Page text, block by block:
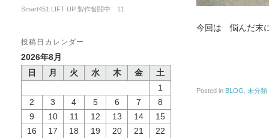
Smart451 LIFT UP 製作奮闘中 11
投稿日カレンダー
2026年8月
日
月 火 水 木 金
土
1
2
3 4 5 6 7
8
9
10 11 12 13 14
15
16
17 18 19 20 21
22
今回は 悩んだ末
Posted in BLOG 未分類